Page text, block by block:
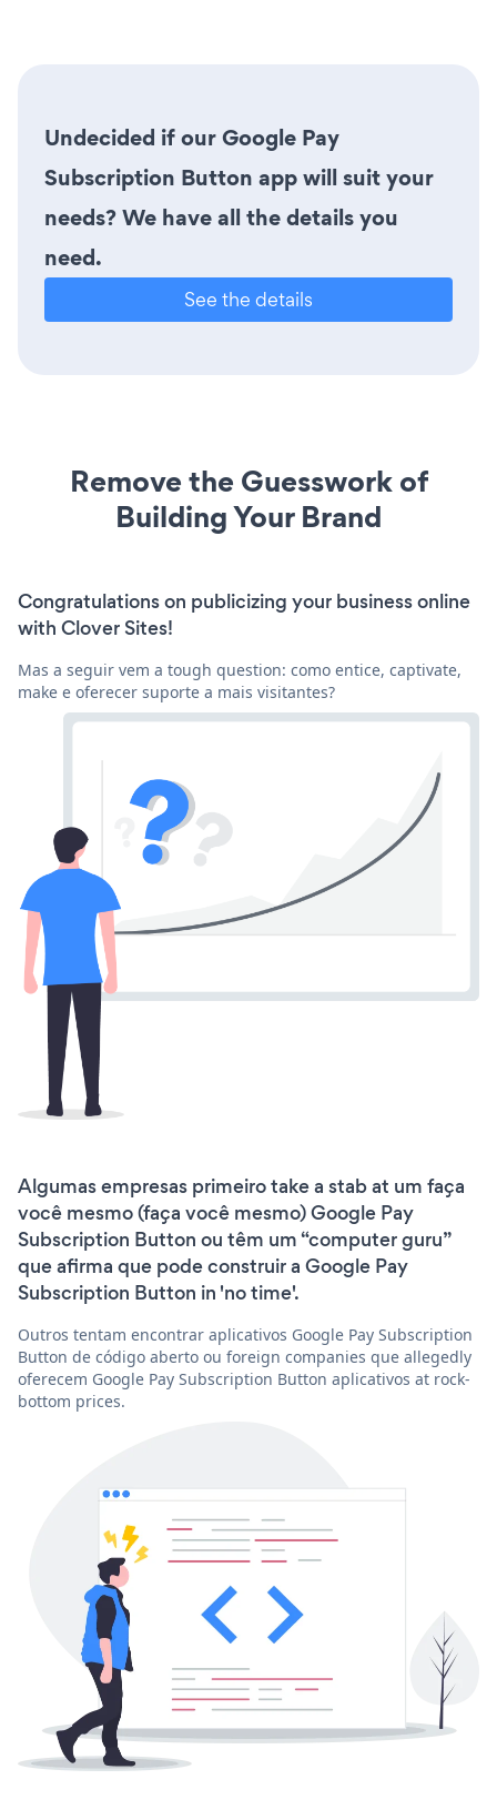
Undecided if our Google Pay
Subscription Button app will suit your
needs? We have all the details you
need.
See the details
Remove the Guesswork of
Building Your Brand
Congratulations on publicizing your business online
with Clover Sites!
Mas a seguir vem a tough question: como entice, captivate,
make e oferecer suporte a mais visitantes?
Algumas empresas primeiro take a stab at um faça
você mesmo (faça você mesmo) Google Pay
Subscription Button ou têm um “computer guru”
que afirma que pode construir a Google Pay
Subscription Button in 'no time'.
Outros tentam encontrar aplicativos Google Pay Subscription
Button de código aberto ou foreign companies que allegedly
oferecem Google Pay Subscription Button aplicativos at rock-
bottom prices.